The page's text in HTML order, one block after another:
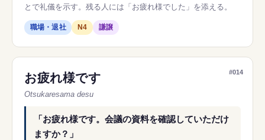
とで礼儀を示す。残る人には「お疲れ様でした」を添える。
職場・退社 N4 謙譲
#014
お疲れ様です
Otsukaresama desu
「お疲れ様です。会議の資料を確認していただけ
ますか？」